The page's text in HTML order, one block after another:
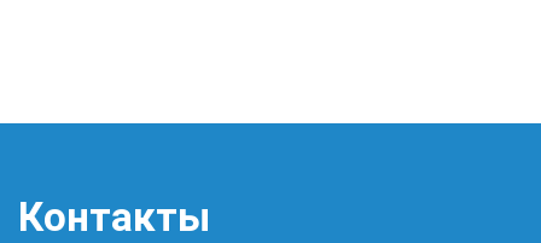
Контакты